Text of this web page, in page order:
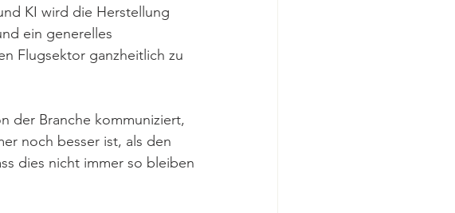
KI wird die Herstellung
ein generelles
Flugsektor ganzheitlich zu
der Branche kommuniziert,
noch besser ist, als den
dies nicht immer so bleiben